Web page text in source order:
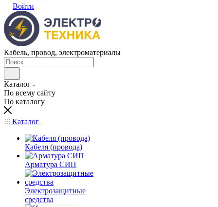
Войти
Кабель, провод, электроматериалы
Каталог
По всему сайту
По каталогу
Каталог
Кабеля (провода)
Арматура СИП
Электрозащитные
средства